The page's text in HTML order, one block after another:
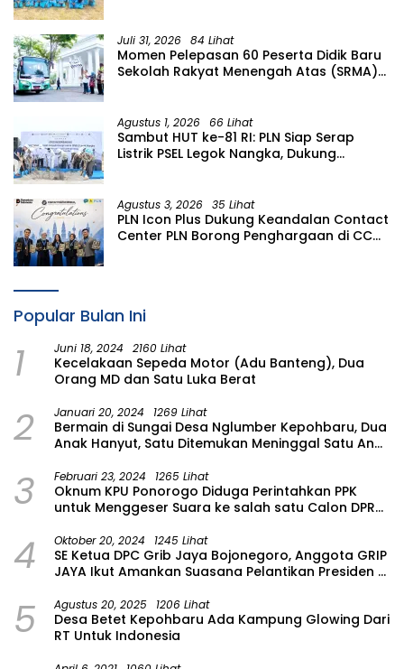
Juli 31, 2026 84 Lihat
Momen Pelepasan 60 Peserta Didik Baru
Sekolah Rakyat Menengah Atas (SRMA)
Agustus 1, 2026 66 Lihat
Sambut HUT ke-81 RI: PLN Siap Serap
Listrik PSEL Legok Nangka, Dukung
Agustus 3, 2026 35 Lihat
PLN Icon Plus Dukung Keandalan Contact
Center PLN Borong Penghargaan di CCW
Popular Bulan Ini
1 Juni 18, 2024 2160 Lihat
Kecelakaan Sepeda Motor (Adu Banteng), Dua
Orang MD dan Satu Luka Berat
2 Januari 20, 2024 1269 Lihat
Bermain di Sungai Desa Nglumber Kepohbaru, Dua
Anak Hanyut, Satu Ditemukan Meninggal Satu Anak
3 Februari 23, 2024 1265 Lihat
Oknum KPU Ponorogo Diduga Perintahkan PPK
untuk Menggeser Suara ke salah satu Calon DPRD
4 Oktober 20, 2024 1245 Lihat
SE Ketua DPC Grib Jaya Bojonegoro, Anggota GRIP
JAYA Ikut Amankan Suasana Pelantikan Presiden di
5 Agustus 20, 2025 1206 Lihat
Desa Betet Kepohbaru Ada Kampung Glowing Dari
RT Untuk Indonesia